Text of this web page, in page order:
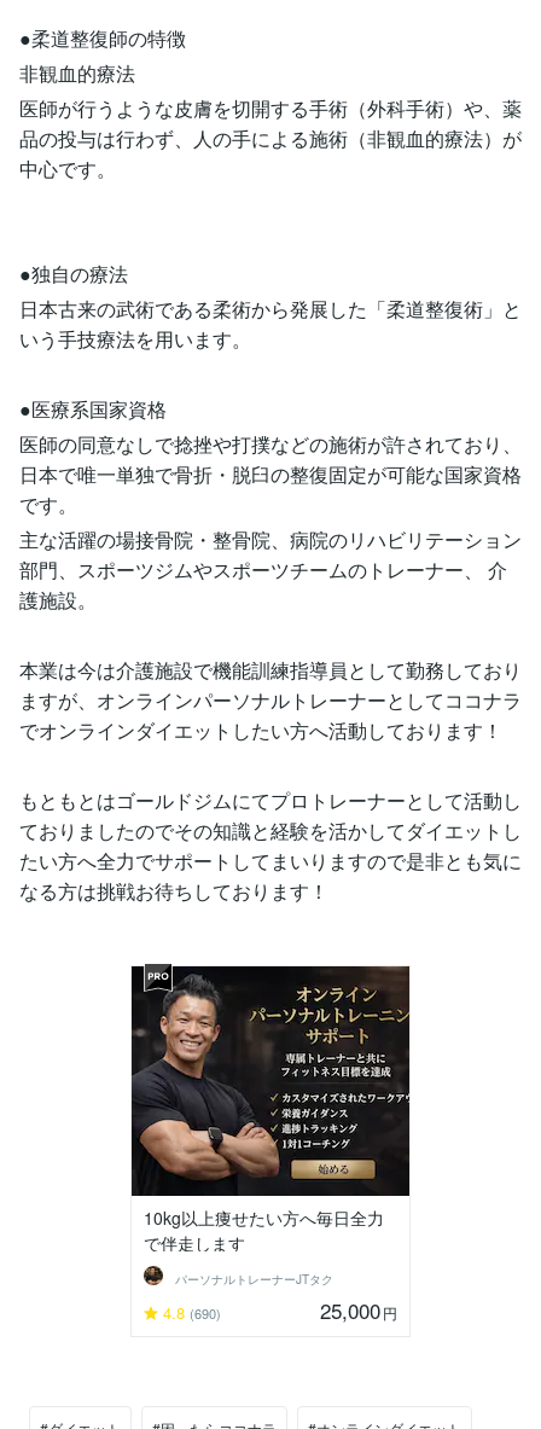
●柔道整復師の特徴
非観血的療法
医師が行うような皮膚を切開する手術（外科手術）や、薬
品の投与は行わず、人の手による施術（非観血的療法）が
中心です。
●独自の療法
日本古来の武術である柔術から発展した「柔道整復術」と
いう手技療法を用います。
●医療系国家資格
医師の同意なしで捻挫や打撲などの施術が許されており、
日本で唯一単独で骨折・脱臼の整復固定が可能な国家資格
です。
主な活躍の場接骨院・整骨院、病院のリハビリテーション
部門、スポーツジムやスポーツチームのトレーナー、 介
護施設。
本業は今は介護施設で機能訓練指導員として勤務しており
ますが、オンラインパーソナルトレーナーとしてココナラ
でオンラインダイエットしたい方へ活動しております！
もともとはゴールドジムにてプロトレーナーとして活動し
ておりましたのでその知識と経験を活かしてダイエットし
たい方へ全力でサポートしてまいりますので是非とも気に
なる方は挑戦お待ちしております！
10kg以上痩せたい方へ毎日全力
で伴走します
パーソナルトレーナーJTタク
4.8 (690) 25,000円